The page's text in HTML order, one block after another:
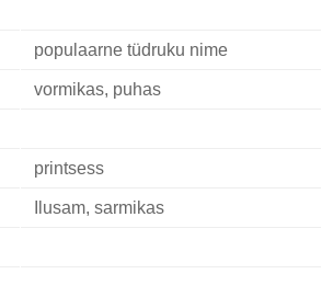
populaarne tüdruku nime
vormikas, puhas
printsess
Ilusam, sarmikas